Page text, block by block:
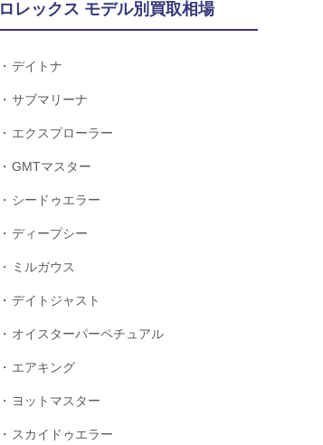
ロレックス モデル別買取相場
デイトナ
サブマリーナ
エクスプローラー
GMTマスター
シードゥエラー
ディープシー
ミルガウス
デイトジャスト
オイスターパーペチュアル
エアキング
ヨットマスター
スカイドゥエラー